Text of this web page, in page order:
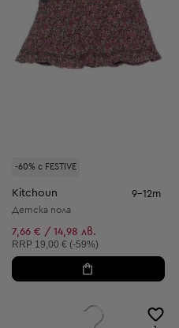
-60% с FESTIVE
Kitchoun 9-12m
Детска пола
7,66 € / 14,98 лв.
Препоръчителна цена:
RRP 19,00 € (-59%)